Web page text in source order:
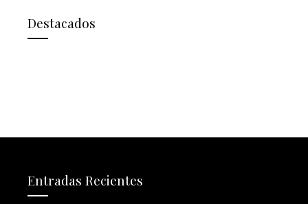
Destacados
Entradas Recientes